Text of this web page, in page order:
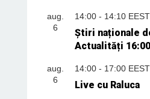
aug.
6
14:00- 14:10 EEST
Știri naționale
Actualități 16:00
aug.
6
14:00- 17:00 EEST
Live cu Raluca